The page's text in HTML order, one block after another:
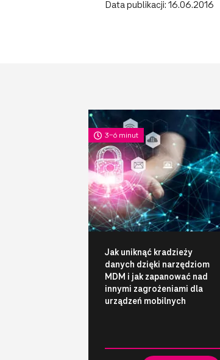
Data publikacji: 16.06.2016
3-6 minut
Jak uniknąć kradzieży
danych dzięki narzędziom
MDM i jak zapanować nad
innymi zagrożeniami dla
urządzeń mobilnych